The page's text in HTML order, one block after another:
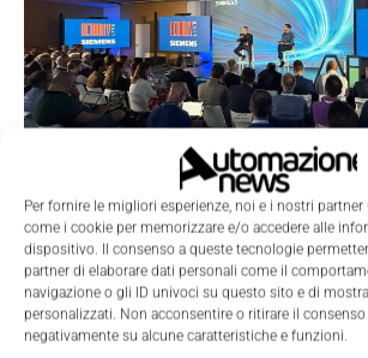
Per fornire le migliori esperienze, noi e i nostri
come i cookie per memorizzare e/o accedere alle
dispositivo. Il consenso a queste tecnologie
partner di elaborare dati personali come il
navigazione o gli ID univoci su questo sito e di
personalizzati. Non acconsentire o ritirare il
negativamente su alcune caratteristiche e funzioni.
Featured
Industrial AI, dati e
l’industria italiana del futuro
Nicoletta Buora